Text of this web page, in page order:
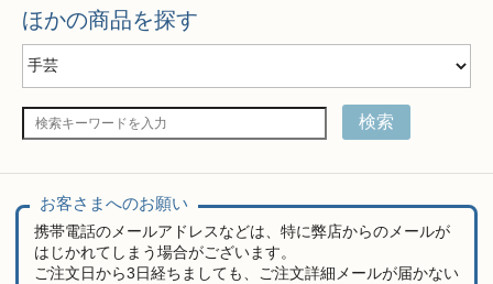
ほかの商品を探す
検索
お客さまへのお願い
携帯電話のメールアドレスなどは、特に弊店からのメールが
はじかれてしまう場合がございます。
ご注文日から3日経ちましても、ご注文詳細メールが届かない